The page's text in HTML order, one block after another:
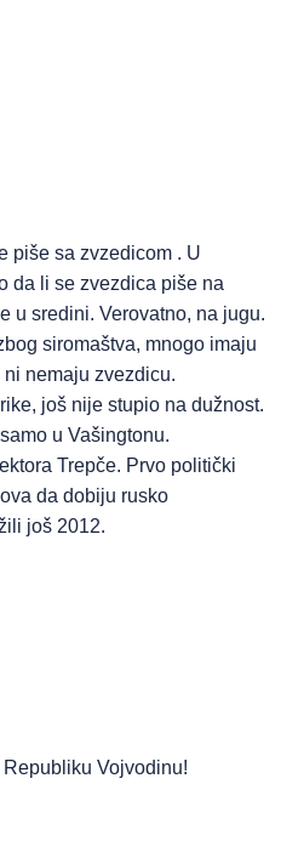
piše sa zvzedicom . U
da li se zvezdica piše na
u sredini. Verovatno, na jugu.
siromaštva, mnogo imaju
nemaju zvezdicu.
još nije stupio na dužnost.
u Vašingtonu.
Trepče. Prvo politički
da dobiju rusko
još 2012.
Vojvodinu!